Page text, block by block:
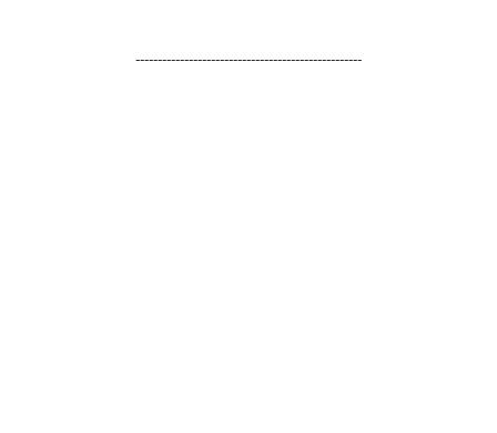
---------------------------------------------------